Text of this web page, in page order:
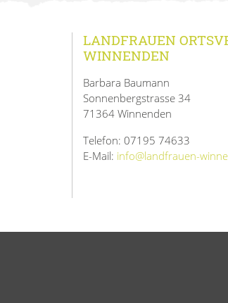
LANDFRAUEN
WINNENDEN
Barbara Baumann
Sonnenbergstrasse 34
71364 Winnenden
Telefon: 07195 74633
E-Mail: info@landfrauen-